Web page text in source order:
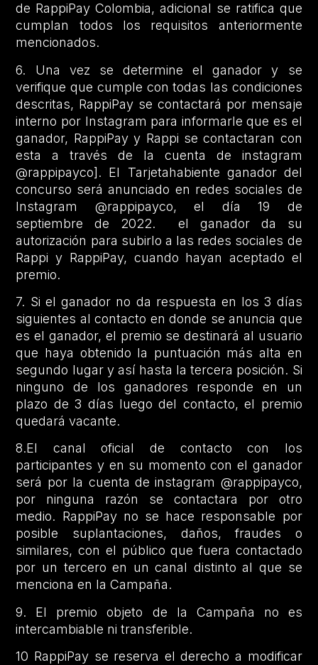
de RappiPay Colombia, adicional se ratifica que
cumplan todos los requisitos anteriormente
mencionados.
6. Una vez se determine el ganador y se
verifique que cumple con todas las condiciones
descritas, RappiPay se contactará por mensaje
interno por Instagram para informarle que es el
ganador, RappiPay y Rappi se contactaran con
esta a través de la cuenta de instagram
@rappipayco]. El Tarjetahabiente ganador del
concurso será anunciado en redes sociales de
Instagram @rappipayco, el día 19 de
septiembre de 2022. el ganador da su
autorización para subirlo a las redes sociales de
Rappi y RappiPay, cuando hayan aceptado el
premio.
7. Si el ganador no da respuesta en los 3 días
siguientes al contacto en donde se anuncia que
es el ganador, el premio se destinará al usuario
que haya obtenido la puntuación más alta en
segundo lugar y así hasta la tercera posición. Si
ninguno de los ganadores responde en un
plazo de 3 días luego del contacto, el premio
quedará vacante.
8.El canal oficial de contacto con los
participantes y en su momento con el ganador
será por la cuenta de instagram @rappipayco,
por ninguna razón se contactara por otro
medio. RappiPay no se hace responsable por
posible suplantaciones, daños, fraudes o
similares, con el público que fuera contactado
por un tercero en un canal distinto al que se
menciona en la Campaña.
9. El premio objeto de la Campaña no es
intercambiable ni transferible.
10 RappiPay se reserva el derecho a modificar